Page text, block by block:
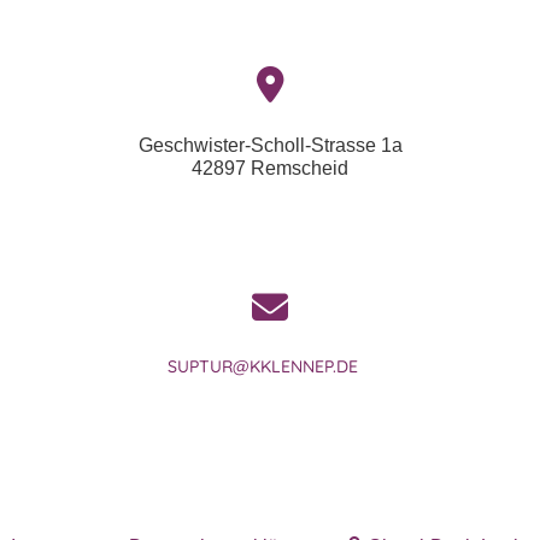
Geschwister-Scholl-Strasse 1a
42897 Remscheid
SUPTUR@KKLENNEP.DE